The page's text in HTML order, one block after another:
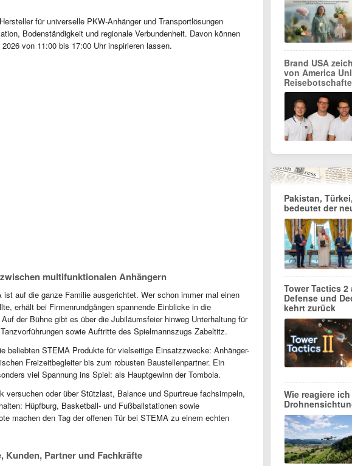
für universelle PKW-Anhänger und Transportlösungen
Bodenständigkeit und regionale Verbundenheit. Davon können
von 11:00 bis 17:00 Uhr inspirieren lassen.
multifunktionalen Anhängern
ist auf die ganze Familie ausgerichtet. Wer schon immer mal einen
erhält bei Firmenrundgängen spannende Einblicke in die
der Bühne gibt es über die Jubiläumsfeier hinweg Unterhaltung für
sowie Auftritte des Spielmannszugs Zabeltitz.
beliebten STEMA Produkte für vielseitige Einsatzzwecke: Anhänger-
Freizeitbegleiter bis zum robusten Baustellenpartner. Ein
viel Spannung ins Spiel: als Hauptgewinn der Tombola.
versuchen oder über Stützlast, Balance und Spurtreue fachsimpeln,
Hüpfburg, Basketball- und Fußballstationen sowie
machen den Tag der offenen Tür bei STEMA zu einem echten
Kunden, Partner und Fachkräfte
Brand USA
von America
Pakistan,
bedeutet der
Tower Tactics
Defense und
kehrt zurück
Wie reagiere